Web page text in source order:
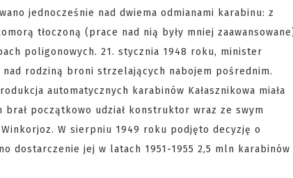
jednocześnie nad dwiema odmianami karabinu: z
tłoczoną (prace nad nią były mniej
poligonowych. 21. stycznia 1948 roku, minister
nad rodziną broni strzelających nabojem pośrednim.
automatycznych karabinów Kałasznikowa miała
brał początkowo udział konstruktor wraz ze swym
W sierpniu 1949 roku podjęto decyzję o
dostarczenie jej w latach 1951-1955 2,5 mln karabinów